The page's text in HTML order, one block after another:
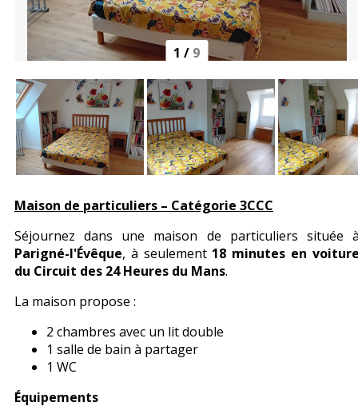
1 / 9
Maison de particuliers – Catégorie 3CCC
Séjournez dans une maison de particuliers située
Parigné-l'Évêque, à seulement 18 minutes en
du Circuit des 24 Heures du Mans.
La maison propose :
2 chambres avec un lit double
1 salle de bain à partager
1 WC
Équipements